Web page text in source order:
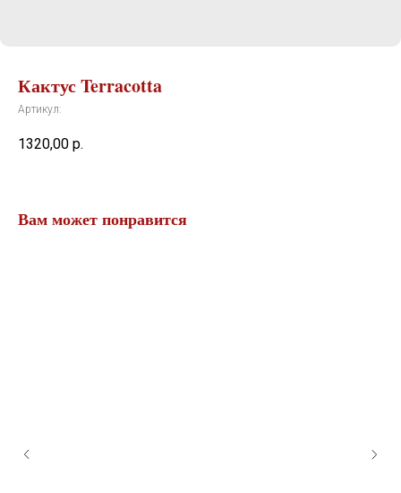
Кактус Terracotta
Артикул:
1320,00 р.
Вам может понравится